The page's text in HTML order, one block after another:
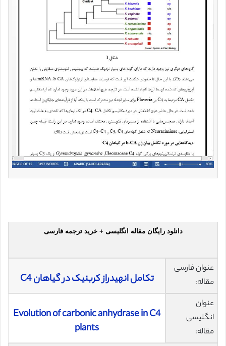
دانلود رایگان مقاله انگلیسی + خرید ترجمه فارسی
عنوان فارسی
مقاله:
تکامل انهیدراز کربنیک در گیاهان C4
عنوان
انگلیسی
مقاله:
Evolution of carbonic anhydrase in C4
plants